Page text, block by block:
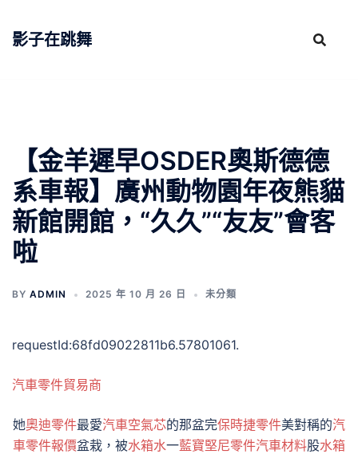
影子在跳舞
【金羊遲早OSDER奧斯德德
系車報】廣州動物園年夜熊貓
新館開館，“久久”“友友”會客
啦
BY ADMIN 2025 年 10 月 26 日 未分類
requestId:68fd09022811b6.57801061.
汽車零件貿易商
她奧迪零件最愛汽車空氣芯的那盆完保時捷零件美對稱的汽
車零件報價盆栽，被水箱水一藍寶堅尼零件汽車材料股水箱